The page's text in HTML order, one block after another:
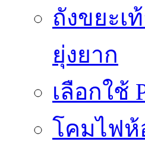
ถังขยะเ
ยุ่งยาก
เลือกใช้
โคมไฟห้